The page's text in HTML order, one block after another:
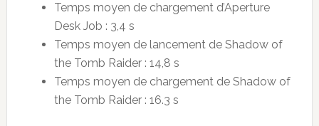
Temps moyen de chargement d’Aperture
Desk Job : 3,4 s
Temps moyen de lancement de Shadow of
the Tomb Raider : 14,8 s
Temps moyen de chargement de Shadow of
the Tomb Raider : 16.3 s